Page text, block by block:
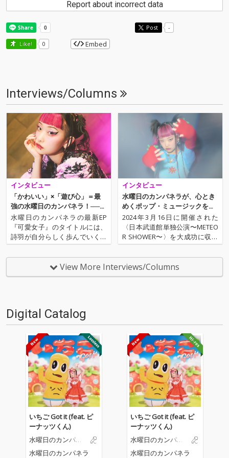
Report about incorrect data
Post -
Like! 0 Embed
Interviews/Columns
インタビュー
「かわいい」×「遊び心」＝最
強の水曜日のカンパネラ！──自
由に生きることを後押しする、
最新EP『可愛女子』
水曜日のカンパネラの最新EP
『可愛女子』のタイトルには、
詩羽が自分らしく歩んでいくた
めに大切にしている、ある想い
が込められている。その収録曲
には、リード曲“ウォーアイニ
ー”からはじまり、ライブで盛り
インタビュー
水曜日のカンパネラが、心とき
めくポップ・ミュージックをお
届けします!
2024年3月16日に開催された
〈日本武道館単独公演〜METEO
R SHOWER〜〉を大成功に収め
た水曜日のカンパネラ。武道館
公演を経て新たにリリースされ
たサードEP『POP DELIVERY』
はその名の通り、水カンらしい
View More Interviews/Columns
Digital Catalog
いちご Got it (feat. ピ
ーナッツくん)
水曜日のカンパネ
水曜日のカンパネラ
いちご Got it (feat. ピ
ーナッツくん)
水曜日のカンパネ
水曜日のカンパネラ